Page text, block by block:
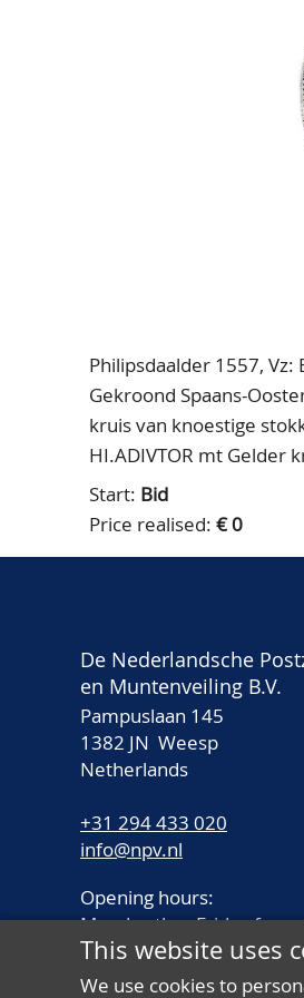
Philipsdaalder 1557, Vz:
Gekroond Spaans-
kruis van knoestige
HI.ADIVTOR mt Gelder
Start: Bid
Price realised: € 0
De Nederlandsche
en Muntenveiling B.V.
Pampuslaan 145
1382 JN Weesp
Netherlands
+31 294 433 020
info@npv.nl
Opening hours:
Monday thru Friday from
This website uses
We use cookies to